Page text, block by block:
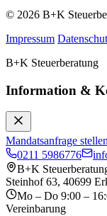
© 2026 B+K
Impressum
B+K Steuerberatung
Information &
Mandatsanfrage stellen
0211 5986776
B+K
Steinhof 63, 40699
Mo – Do 9:00 –
Vereinbarung